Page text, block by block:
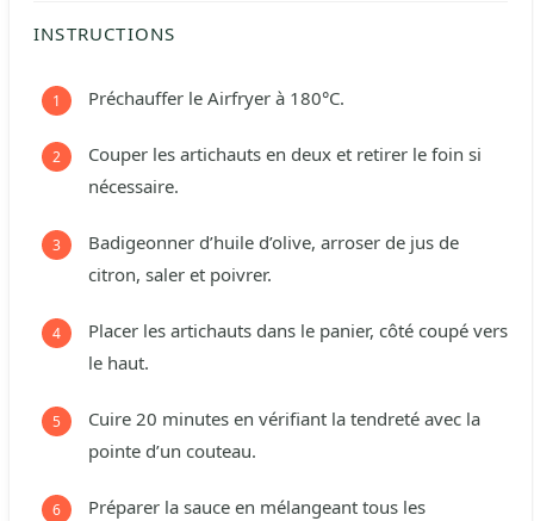
INSTRUCTIONS
Préchauffer le Airfryer à 180°C.
Couper les artichauts en deux et retirer le foin si
nécessaire.
Badigeonner d’huile d’olive, arroser de jus de
citron, saler et poivrer.
Placer les artichauts dans le panier, côté coupé vers
le haut.
Cuire 20 minutes en vérifiant la tendreté avec la
pointe d’un couteau.
Préparer la sauce en mélangeant tous les